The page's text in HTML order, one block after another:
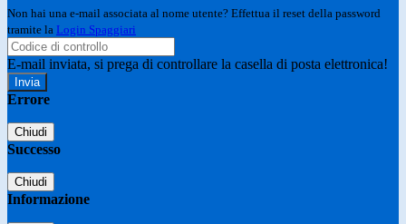
Non hai una e-mail associata al nome utente? Effettua il reset della password
tramite la Login Spaggiari
E-mail inviata, si prega di controllare la casella di posta elettronica!
Errore
Chiudi
Successo
Chiudi
Informazione